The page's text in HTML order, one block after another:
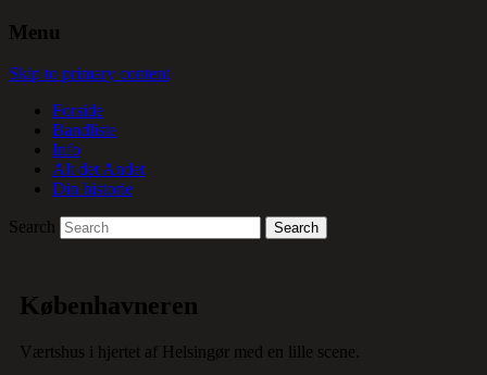
Menu
Skip to primary content
Forside
Bandliste
Info
Alt det Andet
Din historie
Search
Københavneren
Værtshus i hjertet af Helsingør med en lille scene.